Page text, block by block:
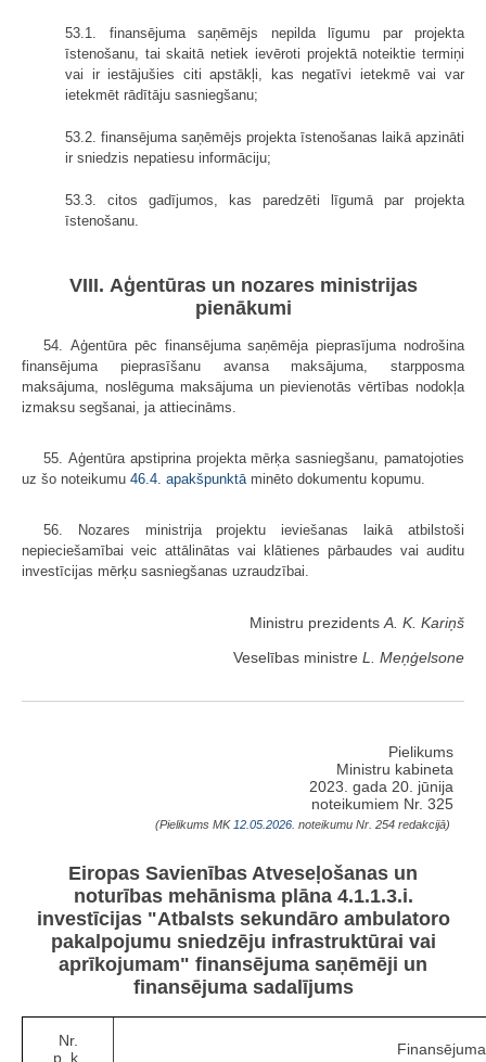
53.1. finansējuma saņēmējs nepilda līgumu par projekta
īstenošanu, tai skaitā netiek ievēroti projektā noteiktie termiņi
vai ir iestājušies citi apstākļi, kas negatīvi ietekmē vai var
ietekmēt rādītāju sasniegšanu;
53.2. finansējuma saņēmējs projekta īstenošanas laikā apzināti
ir sniedzis nepatiesu informāciju;
53.3. citos gadījumos, kas paredzēti līgumā par projekta
īstenošanu.
VIII. Aģentūras un nozares ministrijas
pienākumi
54. Aģentūra pēc finansējuma saņēmēja pieprasījuma nodrošina
finansējuma pieprasīšanu avansa maksājuma, starpposma
maksājuma, noslēguma maksājuma un pievienotās vērtības nodokļa
izmaksu segšanai, ja attiecināms.
55. Aģentūra apstiprina projekta mērķa sasniegšanu, pamatojoties
uz šo noteikumu 46.4. apakšpunktāminēto dokumentu kopumu.
56. Nozares ministrija projektu ieviešanas laikā atbilstoši
nepieciešamībai veic attālinātas vai klātienes pārbaudes vai auditu
investīcijas mērķu sasniegšanas uzraudzībai.
Ministru prezidentsA. K. Kariņš
Veselības ministre L. Meņģelsone
Pielikums
Ministru kabineta
2023. gada 20. jūnija
noteikumiem Nr. 325
(Pielikums MK 12.05.2026. noteikumu Nr. 254 redakcijā)
Eiropas Savienības Atveseļošanas un
noturības mehānisma plāna 4.1.1.3.i.
investīcijas "Atbalsts sekundāro ambulatoro
pakalpojumu sniedzēju infrastruktūrai vai
aprīkojumam" finansējuma saņēmēji un
finansējuma sadalījums
Nr.
p. k.